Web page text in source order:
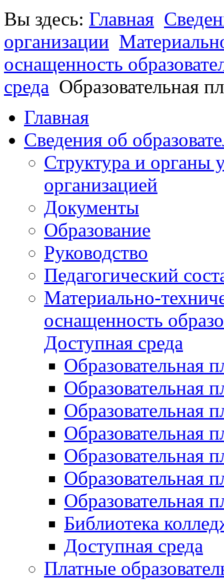
Вы здесь: Главная
организации
оснащенность
среда Образовательная
Главная
Сведения об
Структура и органы
организацией
Документы
Образование
Руководство
Педагогический
Материально-
оснащенность
Доступная среда
Образовательная
Образовательная
Образовательная
Образовательная
Образовательная
Образовательная
Образовательная
Библиотека
Доступная среда
Платные